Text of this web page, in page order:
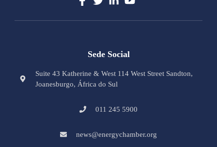
Sede Social
Suite 43 Katherine & West 114 West Street Sandton,
Joanesburgo, África do Sul
011 245 5900
news@energychamber.org